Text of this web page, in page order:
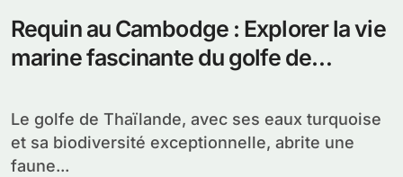
Requin au Cambodge : Explorer la vie
marine fascinante du golfe de
Le golfe de Thaïlande, avec ses eaux turquoise
et sa biodiversité exceptionnelle, abrite une
faune...